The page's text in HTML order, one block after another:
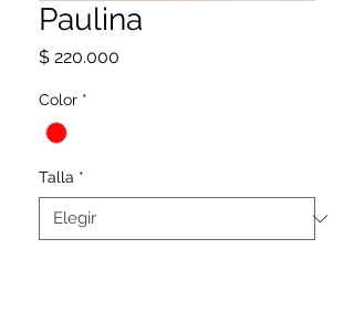
Paulina
$ 220.000
Color *
Talla *